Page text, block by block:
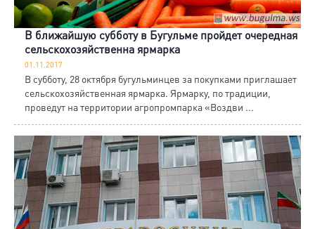
В ближайшую субботу в Бугульме пройдет очередная
сельскохозяйственна ярмарка
01.11.2017
В субботу, 28 октября бугульминцев за покупками приглашает
сельскохозяйственная ярмарка. Ярмарку, по традиции,
проведут на территории агропромпарка «Воздви ...